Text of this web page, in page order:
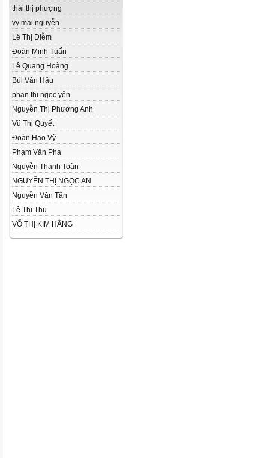
thái thị phượng
vy mai nguyễn
Lê Thị Diễm
Đoàn Minh Tuấn
Lê Quang Hoàng
Bùi Văn Hậu
phan thị ngọc yến
Nguyễn Thị Phương Anh
Vũ Thị Quyết
Đoàn Hạo Vỹ
Phạm Văn Pha
Nguyễn Thanh Toàn
NGUYỄN THỊ NGỌC AN
Nguyễn Văn Tân
Lê Thị Thu
VÕ THỊ KIM HẰNG